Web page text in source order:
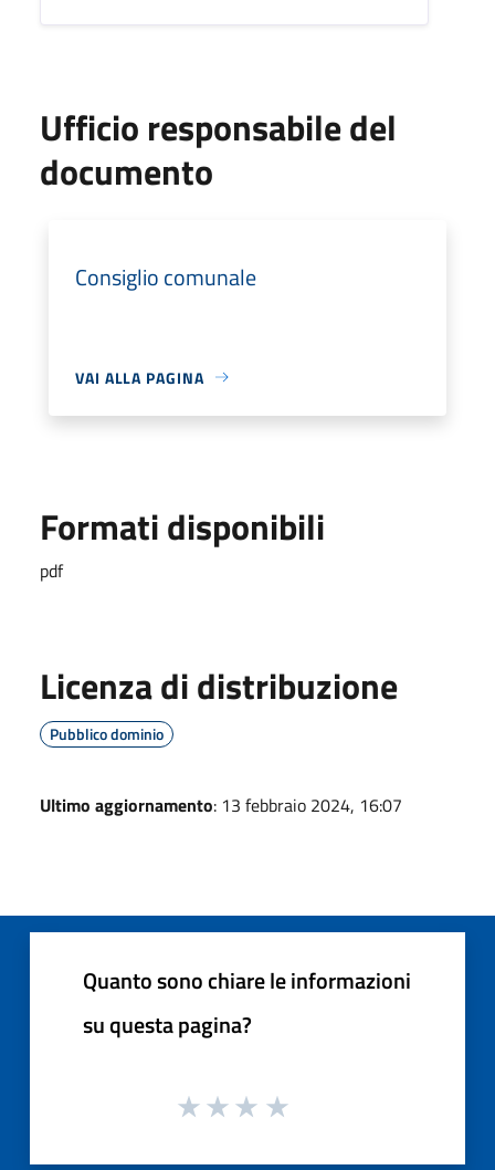
Ufficio responsabile del
documento
Consiglio comunale
VAI ALLA PAGINA
Formati disponibili
pdf
Licenza di distribuzione
Pubblico dominio
Ultimo aggiornamento: 13 febbraio 2024, 16:07
Quanto sono chiare le informazioni
su questa pagina?